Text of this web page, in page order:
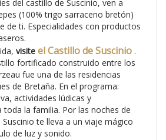
del castillo de Suscinio, ven a
(100% trigo sarraceno bretón)
de ti. Especialidades con productos
visite el Castillo de Suscinio .
fortificado construido entre los
fue una de las residencias
de Bretaña. En el programa:
actividades lúdicas y
la familia. Por las noches de
te lleva a un viaje mágico
de luz y sonido.